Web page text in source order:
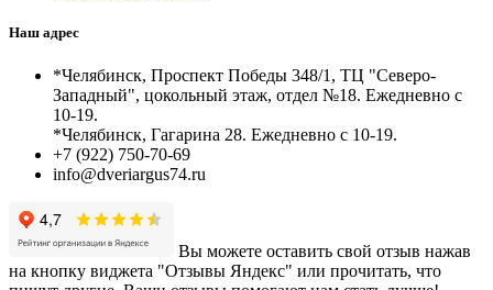
Наш адрес
*Челябинск, Проспект Победы 348/1, ТЦ "Северо-
Западный", цокольный этаж, отдел №18. Ежедневно с
10-19.
*Челябинск, Гагарина 28. Ежедневно с 10-19.
+7 (922) 750-70-69
info@dveriargus74.ru
Вы можете оставить свой отзыв нажав
на кнопку виджета "Отзывы Яндекс" или прочитать, что